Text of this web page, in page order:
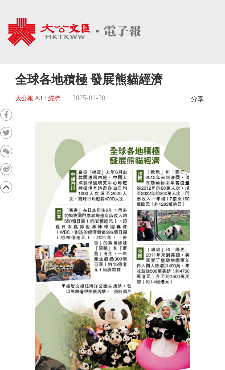
全球各地積極 發展熊貓經濟
大公報 A8：經濟 2025-01-20 分享